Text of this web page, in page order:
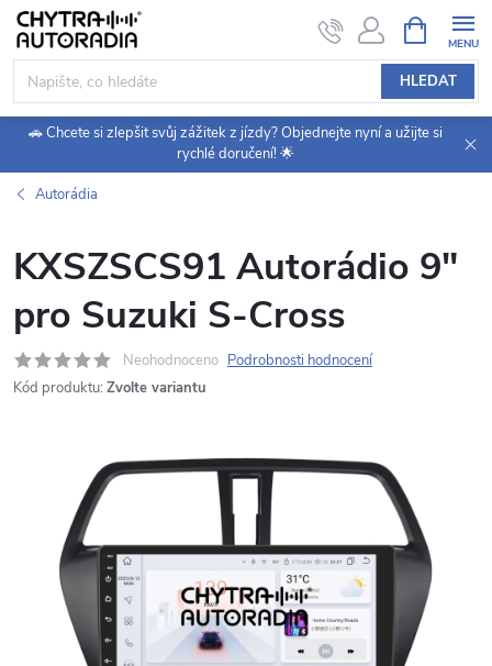
Přejít
obsah
HLEDAT
NÁKUPNÍ
KOŠÍK
🚗 Chcete si zlepšit svůj zážitek z jízdy? Objednejte nyní a užijte si
rychlé doručení! 🌟
Autorádia
KXSZSCS91 Autorádio 9"
pro Suzuki S-Cross
Neohodnoceno Podrobnosti hodnocení
Kód produktu: Zvolte variantu